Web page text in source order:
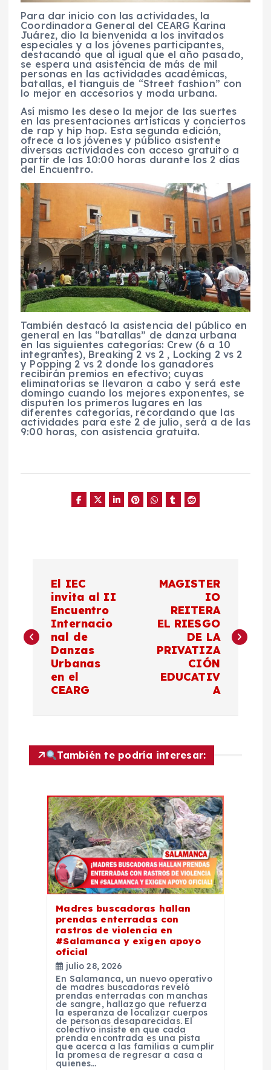
Para dar inicio con las actividades, la
Coordinadora General del CEARG Karina
Juárez, dio la bienvenida a los invitados
especiales y a los jóvenes participantes,
destacando que al igual que el año pasado,
se espera una asistencia de más de mil
personas en las actividades académicas,
batallas, el tianguis de “Street fashion” con
lo mejor en accesorios y moda urbana.
Así mismo les deseo la mejor de las suertes
en las presentaciones artísticas y conciertos
de rap y hip hop. Esta segunda edición,
ofrece a los jóvenes y público asistente
diversas actividades con acceso gratuito a
partir de las 10:00 horas durante los 2 días
del Encuentro.
También destacó la asistencia del público en
general en las “batallas” de danza urbana
en las siguientes categorías: Crew (6 a 10
integrantes), Breaking 2 vs 2 , Locking 2 vs 2
y Popping 2 vs 2 donde los ganadores
recibirán premios en efectivo; cuyas
eliminatorias se llevaron a cabo y será este
domingo cuando los mejores exponentes, se
disputen los primeros lugares en las
diferentes categorías, recordando que las
actividades para este 2 de julio, será a de las
9:00 horas, con asistencia gratuita.
v
c
El IEC
invita al II
Encuentro
Internacio
nal de
Danzas
Urbanas
en el
CEARG
MAGISTER
IO
REITERA
EL RIESGO
DE LA
PRIVATIZA
CIÓN
EDUCATIV
A
También te podría interesar:
Madres buscadoras hallan
prendas enterradas con
rastros de violencia en
#Salamanca y exigen apoyo
oficial
julio 28, 2026
En Salamanca, un nuevo operativo
de madres buscadoras reveló
prendas enterradas con manchas
de sangre, hallazgo que refuerza
la esperanza de localizar cuerpos
de personas desaparecidas. El
colectivo insiste en que cada
prenda encontrada es una pista
que acerca a las familias a cumplir
la promesa de regresar a casa a
quienes…